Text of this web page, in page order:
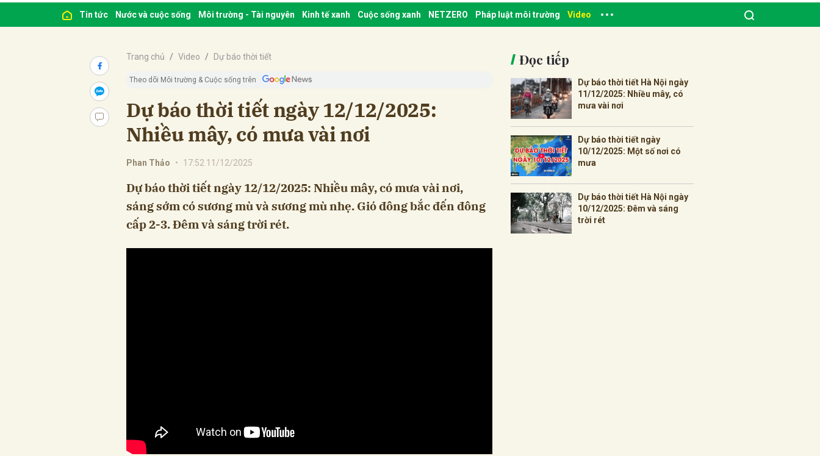
Tin tức Nước và cuộc sống Môi trường - Tài nguyên Kinh tế xanh Cuộc sống xanh NETZERO Pháp luật môi trường Video
Trang chủ Video Dự báo thời tiết
Theo dõi Môi trường & Cuộc sống trên
Dự báo thời tiết ngày 12/12/2025:
Nhiều mây, có mưa vài nơi
Phan Thảo • 17:52 11/12/2025
Dự báo thời tiết ngày 12/12/2025: Nhiều mây, có mưa vài nơi,
sáng sớm có sương mù và sương mù nhẹ. Gió đông bắc đến đông
cấp 2-3. Đêm và sáng trời rét.
Đọc tiếp
Dự báo thời tiết Hà Nội ngày
11/12/2025: Nhiều mây, có
mưa vài nơi
Dự báo thời tiết ngày
10/12/2025: Một số nơi có
mưa
Dự báo thời tiết Hà Nội ngày
10/12/2025: Đêm và sáng
trời rét